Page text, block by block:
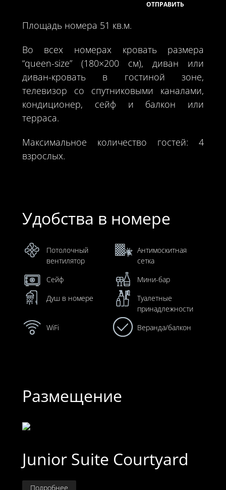
Площадь номера 51 кв.м.
Во всех номерах кровать размера
“queen-size” (180×200 см), диван или
диван-кровать в гостиной зоне,
телевизор со спутниковыми каналами,
кондиционер, сейф и балкон или
терраса.
Максимальное количество гостей: 4
взрослых.
Удобства в номере
Потолочный
вентилятор
Антимоскитная
сетка
Сейф
Мини-бар
Душ в номере
Туалетные
принадлежности
WiFi
Веранда/балкон
Размещение
Junior Suite Courtyard
Подробнее